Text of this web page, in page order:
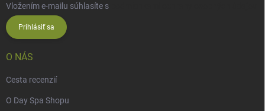
Vložením e-mailu súhlasíte s
Prihlásiť sa
O NÁS
Cesta recenzií
O Day Spa Shopu